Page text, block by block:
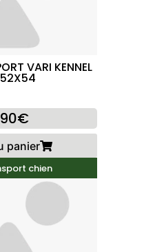
VARI KENNEL
panier
chien